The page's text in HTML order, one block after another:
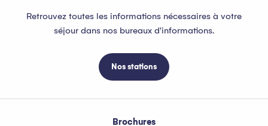
Retrouvez toutes les informations nécessaires à votre
séjour dans nos bureaux d'informations.
Nos stations
Brochures